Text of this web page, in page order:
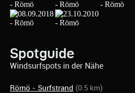
Spotguide
Windsurfspots in der Nähe
Römö - Surfstrand (0.5 km)